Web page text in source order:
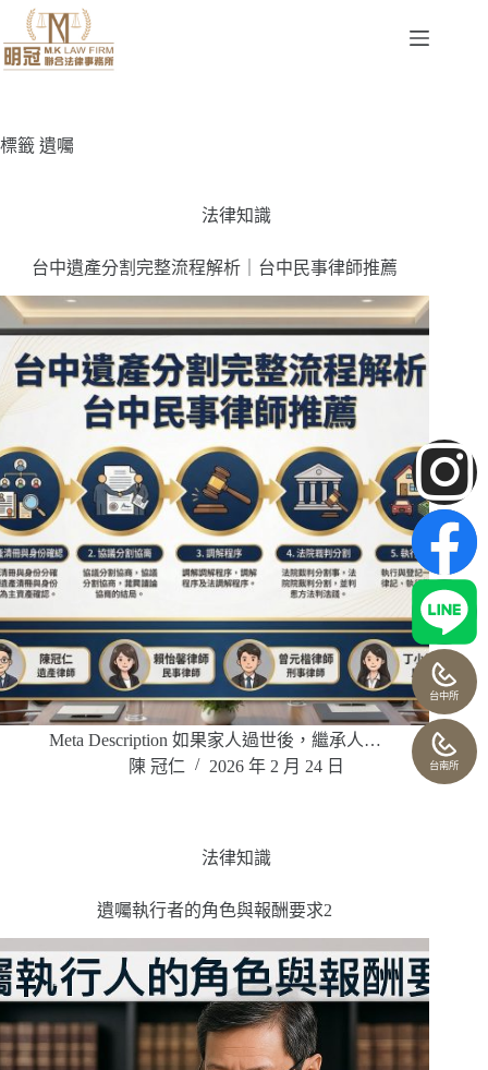
標籤 遺囑
法律知識
台中遺產分割完整流程解析｜台中民事律師推薦
Meta Description 如果家人過世後，繼承人…
陳 冠仁
2026 年 2 月 24 日
法律知識
遺囑執行者的角色與報酬要求2
台中所
台南所